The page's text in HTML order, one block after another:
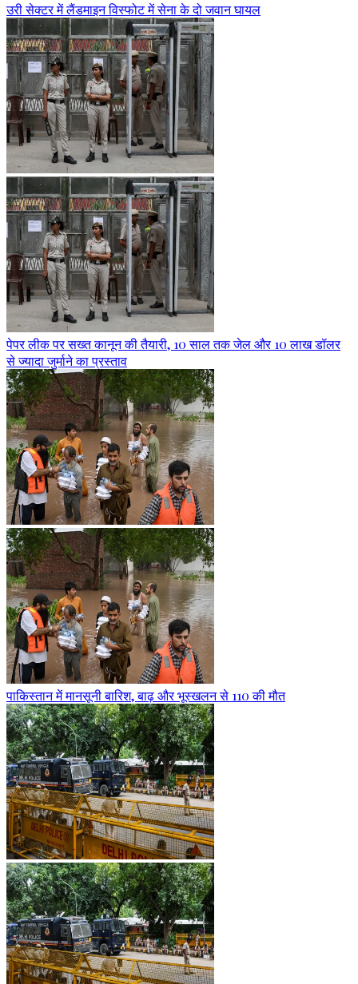
उरी सेक्टर में लैंडमाइन विस्फोट में सेना के दो जवान घायल
पेपर लीक पर सख्त कानून की तैयारी, 10 साल तक जेल और 10 लाख डॉलर
से ज्यादा जुर्माने का प्रस्ताव
पाकिस्तान में मानसूनी बारिश, बाढ़ और भूस्खलन से 110 की मौत